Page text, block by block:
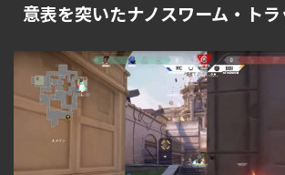
意表を突いたナノスワーム・ト